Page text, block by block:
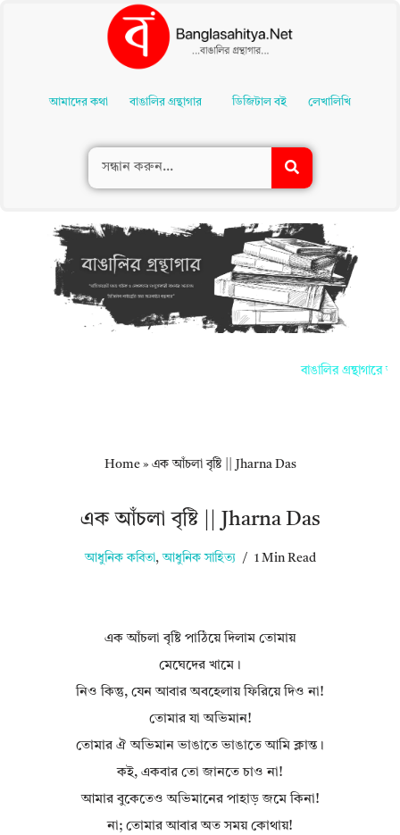
Contentআমাদের কথা বাঙালির গ্রন্থাগার ডিজিটাল বই লেখালিখি
বাঙালির গ্রন্থাগারে
Home» এক আঁচলা বৃষ্টি || Jharna Das
এক আঁচলা বৃষ্টি || Jharna Das
আধুনিক কবিতা, আধুনিক সাহিত্য 1 Min Read
এক আঁচলা বৃষ্টি পাঠিয়ে দিলাম তোমায়
মেঘেদের খামে।
নিও কিন্তু, যেন আবার অবহেলায় ফিরিয়ে দিও না!
তোমার যা অভিমান!
তোমার ঐ অভিমান ভাঙাতে ভাঙাতে আমি ক্লান্ত।
কই, একবার তো জানতে চাও না!
আমার বুকেতেও অভিমানের পাহাড় জমে কিনা!
না; তোমার আবার অত সময় কোথায়!